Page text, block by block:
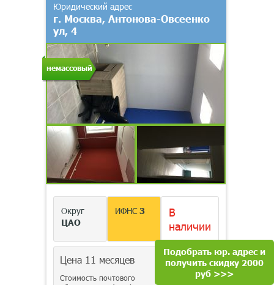
немассовый
Юридический адрес
г. Москва, Антонова-Овсеенко
ул, 4
Округ
ЦАО
ИФНС3
В
наличии
Цена 11 месяцев 50 000руб.
Стоимость почтового
2 000
Подобрать юр. адрес и
получить скидку 2000
руб >>>